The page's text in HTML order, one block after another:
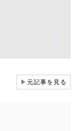
▶元記事を見る